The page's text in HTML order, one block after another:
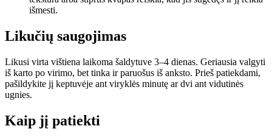
išmesti.
Likučių saugojimas
Likusi virta vištiena laikoma šaldytuve 3–4 dienas. Geriausia valgyti
iš karto po virimo, bet tinka ir paruošus iš anksto. Prieš patiekdami,
pašildykite jį keptuvėje ant viryklės minutę ar dvi ant vidutinės
ugnies.
Kaip jį patiekti